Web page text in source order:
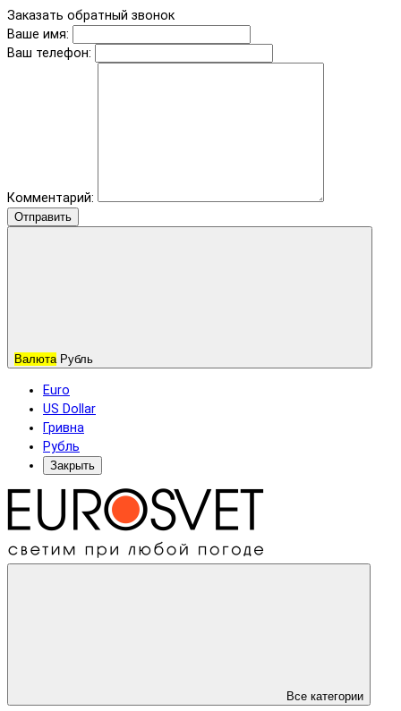
Заказать обратный звонок
Ваше имя:
Ваш телефон:
Комментарий:
Отправить
Валюта Рубль
Euro
US Dollar
Гривна
Рубль
Закрыть
Все категории